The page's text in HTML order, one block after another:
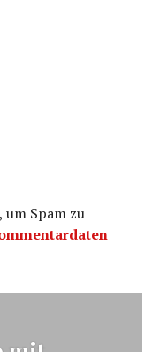
um Spam zu